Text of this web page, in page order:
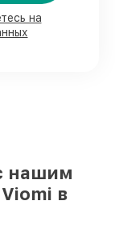
Viomi и
на
нашим
в